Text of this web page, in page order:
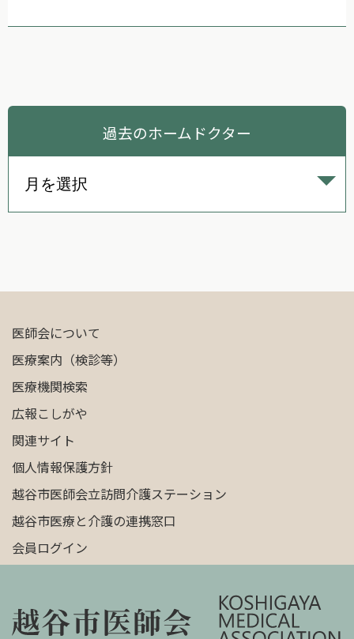
過去のホームドクター
医師会について
医療案内（検診等）
医療機関検索
広報こしがや
関連サイト
個人情報保護方針
越谷市医師会立訪問介護ステーション
越谷市医療と介護の連携窓口
会員ログイン